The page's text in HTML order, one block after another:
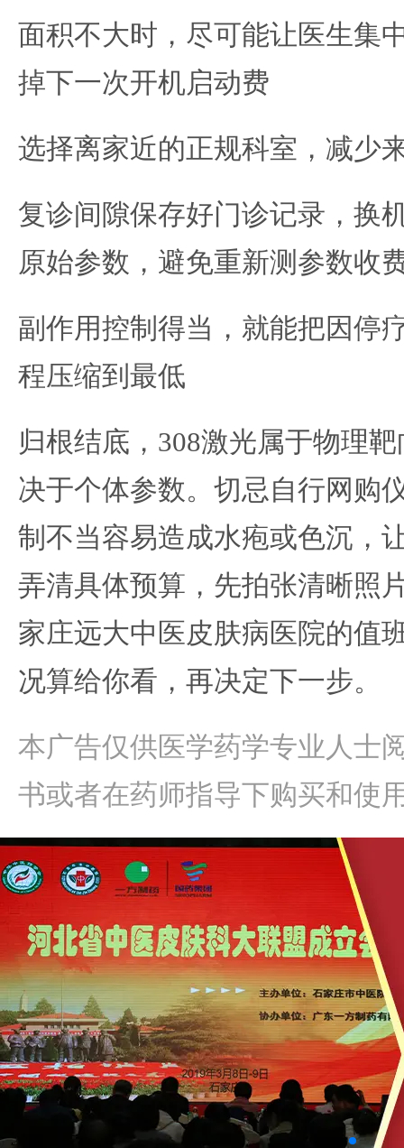
面积不大时，尽可能让医生集
掉下一次开机启动费
选择离家近的正规科室，减少
复诊间隙保存好门诊记录，换
原始参数，避免重新测参数收
副作用控制得当，就能把因停
程压缩到最低
归根结底，308激光属于物理
决于个体参数。切忌自行网购
制不当容易造成水疱或色沉，
弄清具体预算，先拍张清晰照
家庄远大中医皮肤病医院的值
况算给你看，再决定下一步。
本广告仅供医学药学专业人士
书或者在药师指导下购买和使